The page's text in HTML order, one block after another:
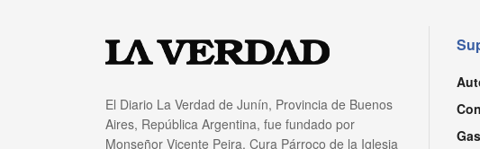
El Diario La Verdad de Junín, Provincia de Buenos
Aires, República Argentina, fue fundado por
Monseñor Vicente Peira, Cura Párroco de la Iglesia